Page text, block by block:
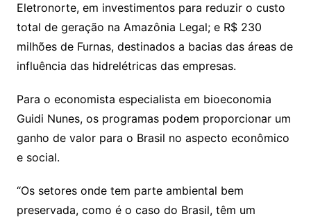
Eletronorte, em investimentos para reduzir o custo
total de geração na Amazônia Legal; e R$ 230
milhões de Furnas, destinados a bacias das áreas de
influência das hidrelétricas das empresas.
Para o economista especialista em bioeconomia
Guidi Nunes, os programas podem proporcionar um
ganho de valor para o Brasil no aspecto econômico
e social.
“Os setores onde tem parte ambiental bem
preservada, como é o caso do Brasil, têm um